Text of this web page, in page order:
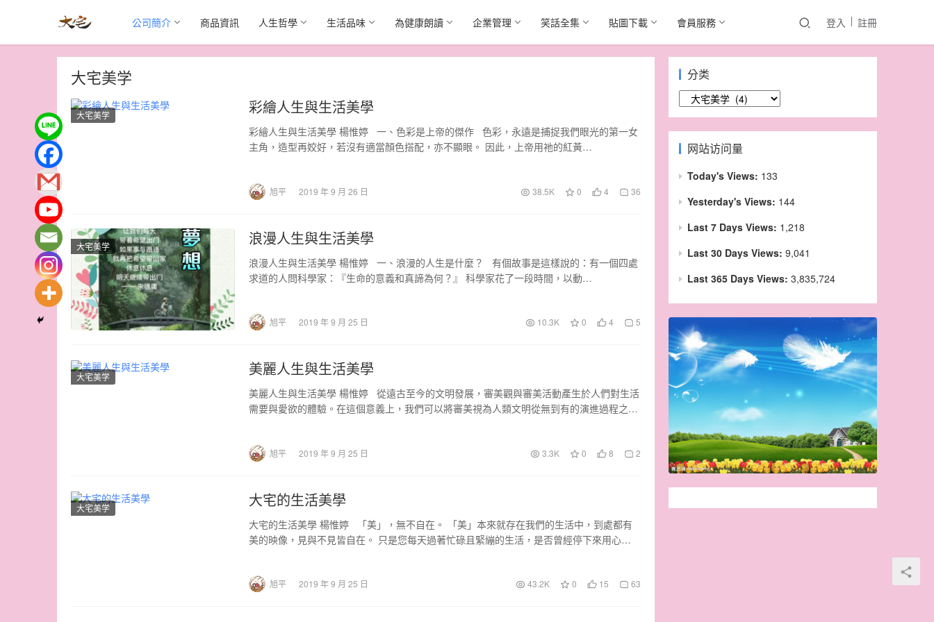
公司簡介 商品資訊 人生哲學 生活品味 為健康朗讀 企業管理 笑話全集 貼圖下載 會員服務 登入 註冊
大宅美学
大宅美学 彩繪人生與生活美學
彩繪人生與生活美學 楊惟婷 一、色彩是上帝的傑作 色彩，永遠是捕捉我們眼光的第一女
主角，造型再姣好，若沒有適當顏色搭配，亦不顯眼。 因此，上帝用祂的紅黃…
旭平 2019 年 9 月 26 日 38.5K 0 4 36
大宅美学 浪漫人生與生活美學
浪漫人生與生活美學 楊惟婷 一、浪漫的人生是什麼？ 有個故事是這樣說的：有一個四處
求道的人問科學家：『生命的意義和真諦為何？』 科學家花了一段時間，以動…
旭平 2019 年 9 月 25 日 10.3K 0 4 5
大宅美学 美麗人生與生活美學
美麗人生與生活美學 楊惟婷 從遠古至今的文明發展，審美觀與審美活動產生於人們對生活
需要與愛欲的體驗。在這個意義上，我們可以將審美視為人類文明從無到有的演進過程之
旭平 2019 年 9 月 25 日 3.3K 0 8 2
大宅美学 大宅的生活美學
大宅的生活美學 楊惟婷 「美」，無不自在。 「美」本來就存在我們的生活中，到處都有
美的映像，見與不見皆自在。 只是您每天過著忙碌且緊繃的生活，是否曾經停下來用心去
旭平 2019 年 9 月 25 日 43.2K 0 15 63
分类
类
网站访问量
Today's Views: 133
Yesterday's Views: 144
Last 7 Days Views: 1,218
Last 30 Days Views: 9,041
Last 365 Days Views: 3,835,724